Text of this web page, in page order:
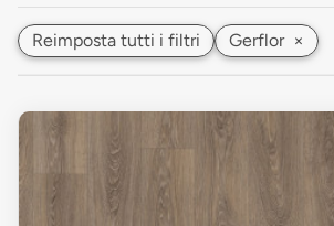
Reimposta tutti i filtri Gerflor ×